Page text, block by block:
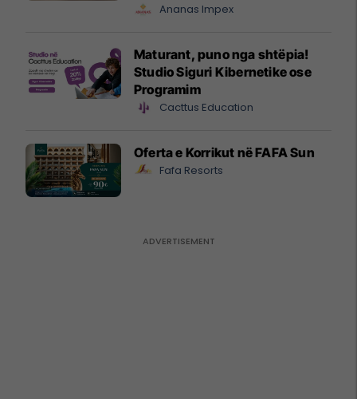
Ananas Impex
Maturant, puno nga shtëpia!
Studio Siguri Kibernetike ose
Programim
Cacttus Education
Oferta e Korrikut në FAFA Sun
Fafa Resorts